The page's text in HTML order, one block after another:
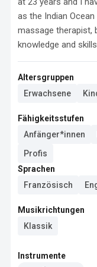
as the Indian
massage therapist,
knowledge and
Altersgruppen
Erwachsene
Fähigkeitsstufen
Anfänger*innen
Profis
Sprachen
Französisch
Musikrichtungen
Klassik
Instrumente